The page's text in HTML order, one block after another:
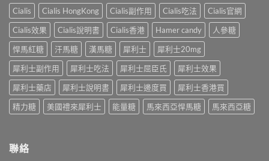
療
程
安
排
與
療
效
評
估〉
中
完
整
解
析：
併
用
條
件、
風
險
雙
效
合
一
如
何
同
時
解
決
強、
半
顆
又
不
夠？
破
解
「劑
量
尬」
Cialis Cialis HongKong Cialis副作用 Cialis吃法
Cialis官網
Cialis效果
Cialis說明書 Cialis香港 Hamer candy
人參糖
悍馬紅糖
汗馬糖 漢馬糖 犀利士
犀利士20mg
犀利士副作用
犀利士吃法 犀利士屈臣氏
犀利士效果
犀利士藥店
犀利士說明書 犀利士邊度買
犀利士香港買
精力糖
美國禮來犀利士 能量糖 馬來西亞悍馬糖 馬來西亞糖
聯絡